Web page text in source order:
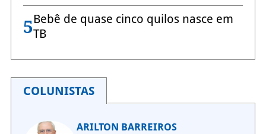
5Bebê de quase cinco quilos nasce em
TB
COLUNISTAS
ARILTON BARREIROS